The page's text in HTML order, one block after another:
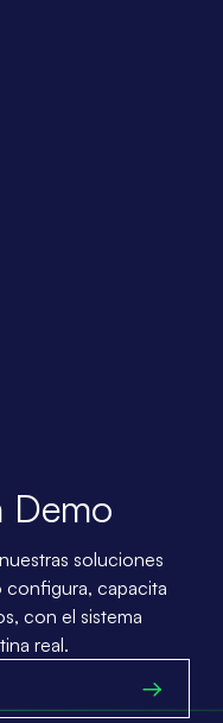
Demo
soluciones
configura, capacita
con el sistema
real.